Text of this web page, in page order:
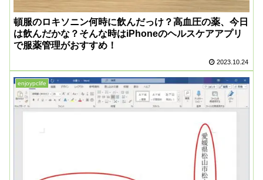
頓服のロキソニン何時に飲んだっけ？高血圧の薬、今日
は飲んだかな？そんな時はiPhoneのヘルスケアアプリ
で服薬管理がおすすめ！
2023.10.24
enjoypclife